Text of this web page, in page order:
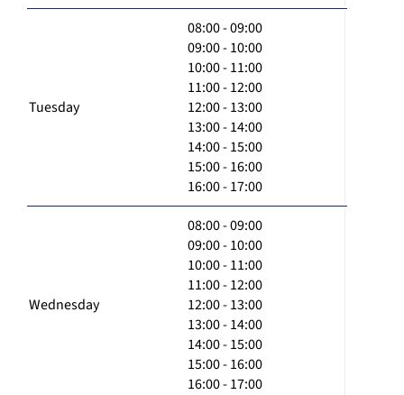
Tuesday
08:00 - 09:00
09:00 - 10:00
10:00 - 11:00
11:00 - 12:00
12:00 - 13:00
13:00 - 14:00
14:00 - 15:00
15:00 - 16:00
16:00 - 17:00
Wednesday
08:00 - 09:00
09:00 - 10:00
10:00 - 11:00
11:00 - 12:00
12:00 - 13:00
13:00 - 14:00
14:00 - 15:00
15:00 - 16:00
16:00 - 17:00